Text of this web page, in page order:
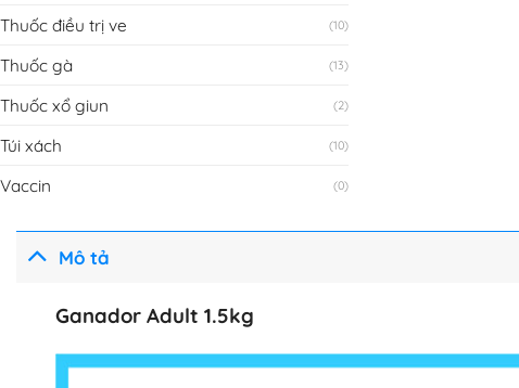
Thuốc điều trị ve (10)
Thuốc gà (13)
Thuốc xổ giun (2)
Túi xách (10)
Vaccin (0)
Mô tả
Ganador Adult 1.5kg